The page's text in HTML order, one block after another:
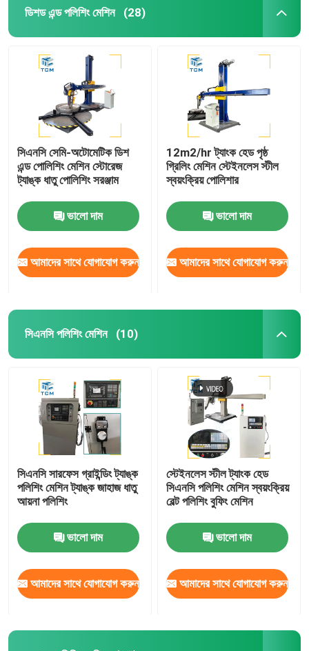
ডিশড এন্ড পলিশিং মেশিন (28)
সিএনসি সেমি-অটোমেটিক ডিশ
এন্ড পোলিশিং মেশিন স্টোরেজ
ট্যাঙ্ক ধাতু পোলিশিং সরঞ্জাম
ভালো দাম
আমাদের সাথে যোগাযোগ করুন
12m2/hr ট্যাংক হেড পৃষ্ঠ
গ্রিলিং মেশিন স্টেইনলেস স্টীল
স্বয়ংক্রিয় পোলিশার
ভালো দাম
আমাদের সাথে যোগাযোগ করুন
সিএনসি পলিশিং মেশিন (10)
সিএনসি সারফেস গ্রাইন্ডিং ট্যাঙ্ক
পলিশিং মেশিন ট্যাঙ্ক জাহাজ ধাতু
আয়না পলিশিং
ভালো দাম
আমাদের সাথে যোগাযোগ করুন
স্টেইনলেস স্টীল ট্যাংক হেড
সিএনসি পলিশিং মেশিন স্বয়ংক্রিয়
বেল্ট পলিশিং বুফিং মেশিন
ভালো দাম
আমাদের সাথে যোগাযোগ করুন